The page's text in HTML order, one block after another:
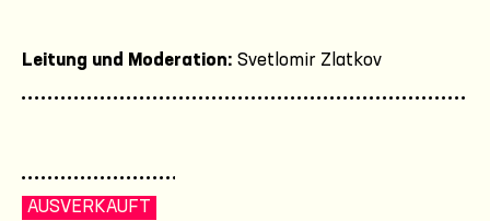
Leitung und Moderation: Svetlomir Zlatkov
AUSVERKAUFT